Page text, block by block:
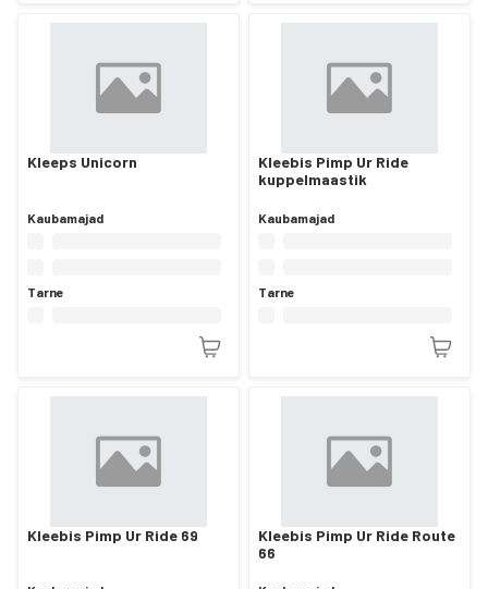
Kleeps Unicorn
Kaubamajad
Tarne
Kleebis Pimp Ur Ride
kuppelmaastik
Kaubamajad
Tarne
Kleebis Pimp Ur Ride 69
Kleebis Pimp Ur Ride Route
66